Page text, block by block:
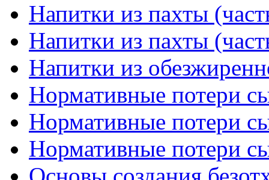
Напитки из пахты
Напитки из пахты
Напитки из
Нормативные потери
Нормативные потери
Нормативные потери